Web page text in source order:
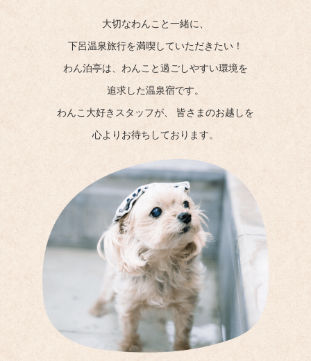
大切なわんこと一緒に、
下呂温泉旅行を満喫していただきたい！
わん泊亭は、わんこと過ごしやすい環境を
追求した温泉宿です。
わんこ大好きスタッフが、
皆さまのお越しを
心よりお待ちしております。